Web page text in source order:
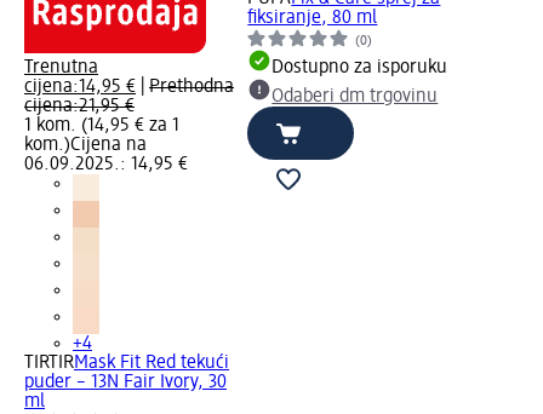
Trenutna
cijena:14,95 €
Prethodna
cijena:21,95 €
1 kom. (14,95 € za 1
kom.)Cijena na
06.09.2025.: 14,95 €
+4
TIRTIRMask Fit Red tekući
puder – 13N Fair Ivory, 30
ml
fiksiranje, 80 ml
(0)
Dostupno za isporuku
Odaberi dm trgovinu